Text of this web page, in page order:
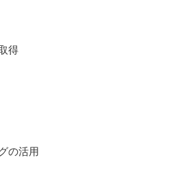
得
の活用